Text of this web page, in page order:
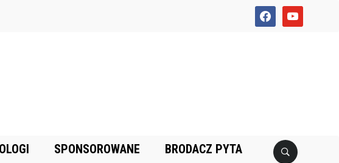
facebookyoutube
SPONSOROWANE BRODACZ PYTA